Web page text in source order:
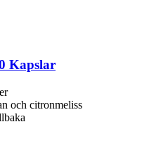
Kapslar
och citronmeliss